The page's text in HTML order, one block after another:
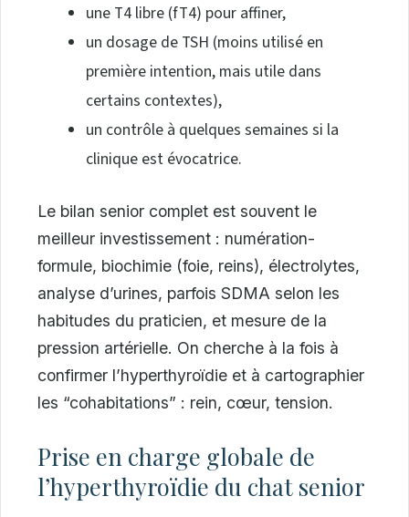
une T4 libre (fT4) pour affiner,
un dosage de TSH (moins utilisé en
première intention, mais utile dans
certains contextes),
un contrôle à quelques semaines si la
clinique est évocatrice.
Le bilan senior complet est souvent le
meilleur investissement : numération-
formule, biochimie (foie, reins), électrolytes,
analyse d’urines, parfois SDMA selon les
habitudes du praticien, et mesure de la
pression artérielle. On cherche à la fois à
confirmer l’hyperthyroïdie et à cartographier
les “cohabitations” : rein, cœur, tension.
Prise en charge globale de
l’hyperthyroïdie du chat senior